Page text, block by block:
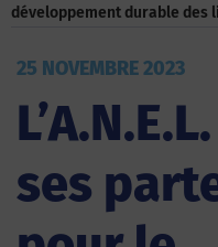
développement durable des
25 NOVEMBRE 2023
ses